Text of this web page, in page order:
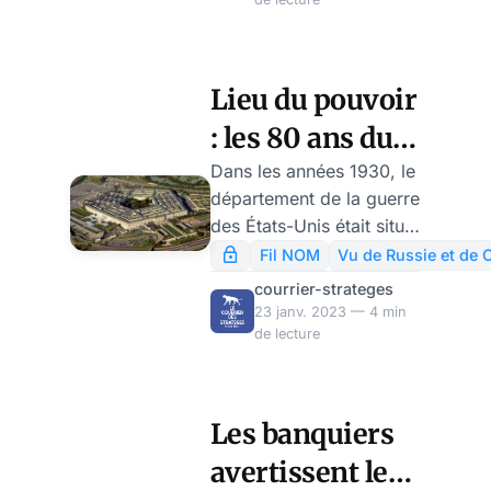
pourrait tout simplement
disparaître de la carte du
monde.
Lieu du pouvoir
: les 80 ans du
Pentagone, par
Alexandre
Samsonov
Dans les années 1930, le
département de la guerre
des États-Unis était situé
dans 17 bâtiments
distincts sur le terrain de
Washington. Avec le
déclenchement de la
évident qu’une
concentration du
commandement militaire
Fil NOM
Vu de Russie et de
courrier-strateges
23 janv. 2023 — 4 min
de lecture
Les banquiers
avertissent les